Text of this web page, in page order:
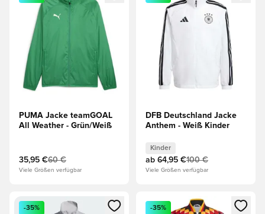
PUMA Jacke teamGOAL
All Weather - Grün/Weiß
35,95 €60 €
Viele Größen verfügbar
DFB Deutschland Jacke
Anthem - Weiß Kinder
Kinder
ab 64,95 €100 €
Viele Größen verfügbar
Öffnet ein neues Fenster zum Anmelden oder Registrieren
-35%
Öffnet ein neues Fenster
-35%